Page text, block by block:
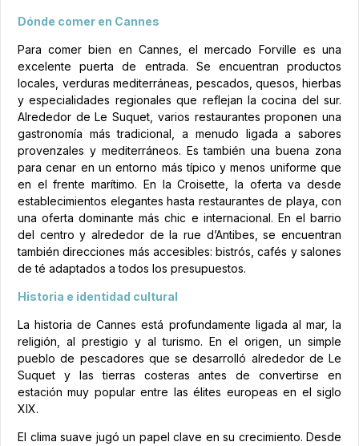
Dónde comer en Cannes
Para comer bien en Cannes, el mercado Forville es una
excelente puerta de entrada. Se encuentran productos
locales, verduras mediterráneas, pescados, quesos, hierbas
y especialidades regionales que reflejan la cocina del sur.
Alrededor de Le Suquet, varios restaurantes proponen una
gastronomía más tradicional, a menudo ligada a sabores
provenzales y mediterráneos. Es también una buena zona
para cenar en un entorno más típico y menos uniforme que
en el frente marítimo. En la Croisette, la oferta va desde
establecimientos elegantes hasta restaurantes de playa, con
una oferta dominante más chic e internacional. En el barrio
del centro y alrededor de la rue d’Antibes, se encuentran
también direcciones más accesibles: bistrós, cafés y salones
de té adaptados a todos los presupuestos.
Historia e identidad cultural
La historia de Cannes está profundamente ligada al mar, la
religión, al prestigio y al turismo. En el origen, un simple
pueblo de pescadores que se desarrolló alrededor de Le
Suquet y las tierras costeras antes de convertirse en
estación muy popular entre las élites europeas en el siglo
XIX.
El clima suave jugó un papel clave en su crecimiento. Desde